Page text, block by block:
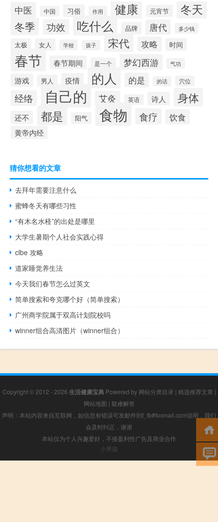
中医 中国 习俗 作用 健康 元宵节 冬天
冬季 功效 吃什么 品牌 唐代 多少钱
太极 女人 学校 孩子 宋代 攻略 时间
春节 春节期间 是一个 梦幻西游 气功
游戏 男人 疫情 的人 的是 的话 穴位
经络 自己的 艾灸 英语 诗人 身体
还不 都是 阳气 食物 食疗 饮食
黄帝内经
猜你想看的文章
去拜年需要注意什么
蜜蜂冬天有哪些习性
“有木名水柽”的出处是哪里
大学生暑期个人社会实践心得
clbe 攻略
道家睡觉养生法
今天我们春节怎么过英文
简单搜索和夸克哪个好（简单搜索）
广州商学院属于双高计划院校吗
winner组合高清图片（winner组合）
Copyright © 2012 - 2026 生活健康宝典Powered by 网站分类目录 | 精选推荐文章 |
网站地图 | 疑难解答
声明：本站内容来自互联网，如信息有错误可发邮件到f_fb#foxmail.com说明，我们
会及时纠正，谢谢
本站仅为个人兴趣爱好，不接盈利性广告及商业合作
小男孩